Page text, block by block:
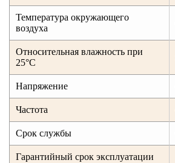
Температура окружающего
воздуха
Относительная влажность при
25°С
Напряжение
Частота
Срок службы
Гарантийный срок эксплуатации